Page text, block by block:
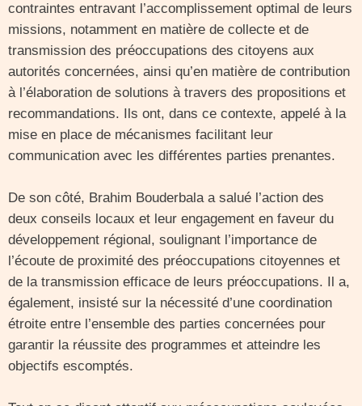
contraintes entravant l’accomplissement optimal de leurs
missions, notamment en matière de collecte et de
transmission des préoccupations des citoyens aux
autorités concernées, ainsi qu’en matière de contribution
à l’élaboration de solutions à travers des propositions et
recommandations. Ils ont, dans ce contexte, appelé à la
mise en place de mécanismes facilitant leur
communication avec les différentes parties prenantes.
De son côté, Brahim Bouderbala a salué l’action des
deux conseils locaux et leur engagement en faveur du
développement régional, soulignant l’importance de
l’écoute de proximité des préoccupations citoyennes et
de la transmission efficace de leurs préoccupations. Il a,
également, insisté sur la nécessité d’une coordination
étroite entre l’ensemble des parties concernées pour
garantir la réussite des programmes et atteindre les
objectifs escomptés.